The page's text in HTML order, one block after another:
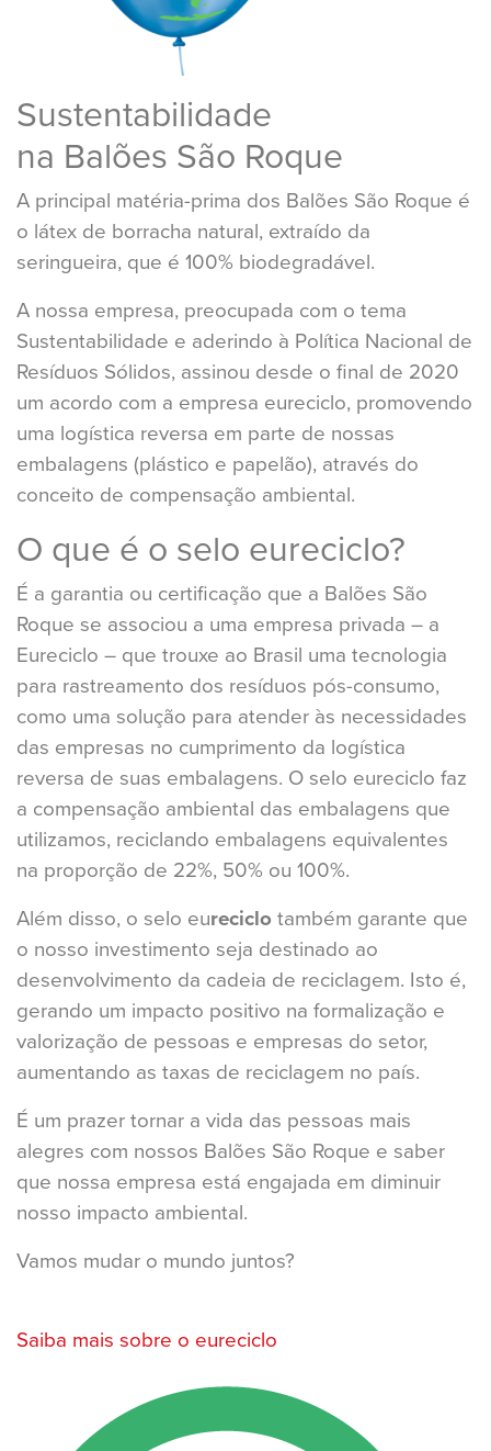
Sustentabilidade
na Balões São Roque
A principal matéria-prima dos Balões São Roque é
o látex de borracha natural, extraído da
seringueira, que é 100% biodegradável.
A nossa empresa, preocupada com o tema
Sustentabilidade e aderindo à Política Nacional de
Resíduos Sólidos, assinou desde o final de 2020
um acordo com a empresa eureciclo, promovendo
uma logística reversa em parte de nossas
embalagens (plástico e papelão), através do
conceito de compensação ambiental.
O que é o selo eureciclo?
É a garantia ou certificação que a Balões São
Roque se associou a uma empresa privada – a
Eureciclo – que trouxe ao Brasil uma tecnologia
para rastreamento dos resíduos pós-consumo,
como uma solução para atender às necessidades
das empresas no cumprimento da logística
reversa de suas embalagens. O selo eureciclo faz
a compensação ambiental das embalagens que
utilizamos, reciclando embalagens equivalentes
na proporção de 22%, 50% ou 100%.
Além disso, o selo eureciclotambém garante que
o nosso investimento seja destinado ao
desenvolvimento da cadeia de reciclagem. Isto é,
gerando um impacto positivo na formalização e
valorização de pessoas e empresas do setor,
aumentando as taxas de reciclagem no país.
É um prazer tornar a vida das pessoas mais
alegres com nossos Balões São Roque e saber
que nossa empresa está engajada em diminuir
nosso impacto ambiental.
Vamos mudar o mundo juntos?
Saiba mais sobre o eureciclo